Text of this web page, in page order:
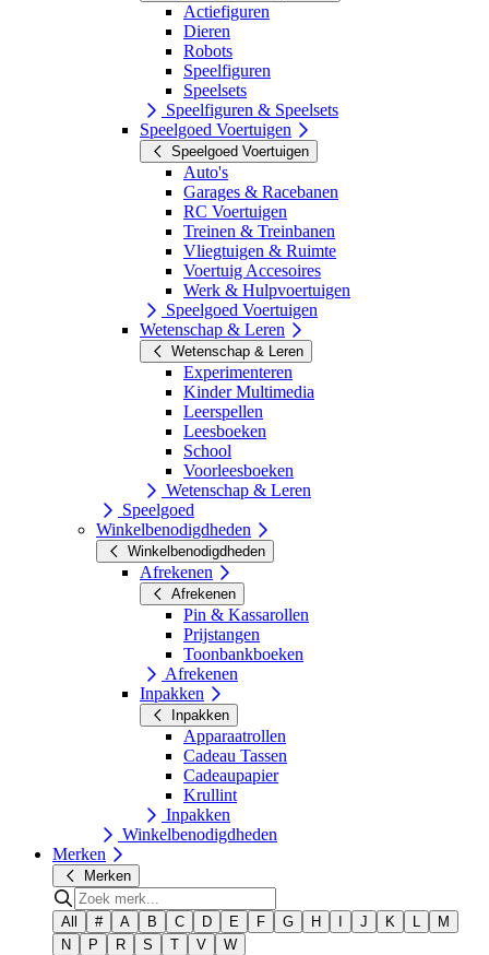
Actiefiguren
Dieren
Robots
Speelfiguren
Speelsets
Speelfiguren & Speelsets
Speelgoed Voertuigen
Speelgoed Voertuigen
Auto's
Garages & Racebanen
RC Voertuigen
Treinen & Treinbanen
Vliegtuigen & Ruimte
Voertuig Accesoires
Werk & Hulpvoertuigen
Speelgoed Voertuigen
Wetenschap & Leren
Wetenschap & Leren
Experimenteren
Kinder Multimedia
Leerspellen
Leesboeken
School
Voorleesboeken
Wetenschap & Leren
Speelgoed
Winkelbenodigdheden
Winkelbenodigdheden
Afrekenen
Afrekenen
Pin & Kassarollen
Prijstangen
Toonbankboeken
Afrekenen
Inpakken
Inpakken
Apparaatrollen
Cadeau Tassen
Cadeaupapier
Krullint
Inpakken
Winkelbenodigdheden
Merken
Merken
All # A B C D E F G H J K L
M
N
P R S T V W